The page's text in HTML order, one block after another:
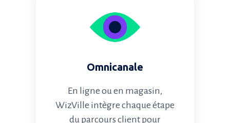
Omnicanale
En ligne ou en magasin,
WizVille intègre chaque étape
du parcours client pour